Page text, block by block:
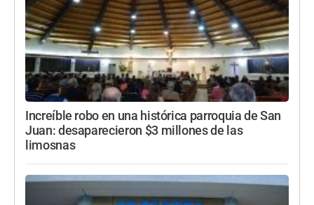
Increíble robo en una histórica parroquia de San
Juan: desaparecieron $3 millones de las
limosnas